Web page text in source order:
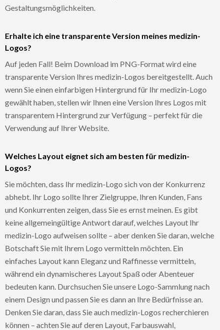
Gestaltungsmöglichkeiten.
Erhalte ich eine transparente Version meines medizin-
Logos?
Auf jeden Fall! Beim Download im PNG-Format wird eine
transparente Version Ihres medizin-Logos bereitgestellt. Auch
wenn Sie einen einfarbigen Hintergrund für Ihr medizin-Logo
gewählt haben, stellen wir Ihnen eine Version Ihres Logos mit
transparentem Hintergrund zur Verfügung – perfekt für die
Verwendung auf Ihrer Website.
Welches Layout eignet sich am besten für medizin-
Logos?
Sie möchten, dass Ihr medizin-Logo sich von der Konkurrenz
abhebt. Ihr Logo sollte Ihrer Zielgruppe, Ihren Kunden, Fans
und Konkurrenten zeigen, dass Sie es ernst meinen. Es gibt
keine allgemeingültige Antwort darauf, welches Layout Ihr
medizin-Logo aufweisen sollte – aber denken Sie daran, welche
Botschaft Sie mit Ihrem Logo vermitteln möchten. Ein
einfaches Layout kann Eleganz und Raffinesse vermitteln,
während ein dynamischeres Layout Spaß oder Abenteuer
bedeuten kann. Durchsuchen Sie unsere Logo-Sammlung nach
einem Design und passen Sie es dann an Ihre Bedürfnisse an.
Denken Sie daran, dass Sie auch medizin-Logos recherchieren
können – achten Sie auf deren Layout, Farbauswahl,